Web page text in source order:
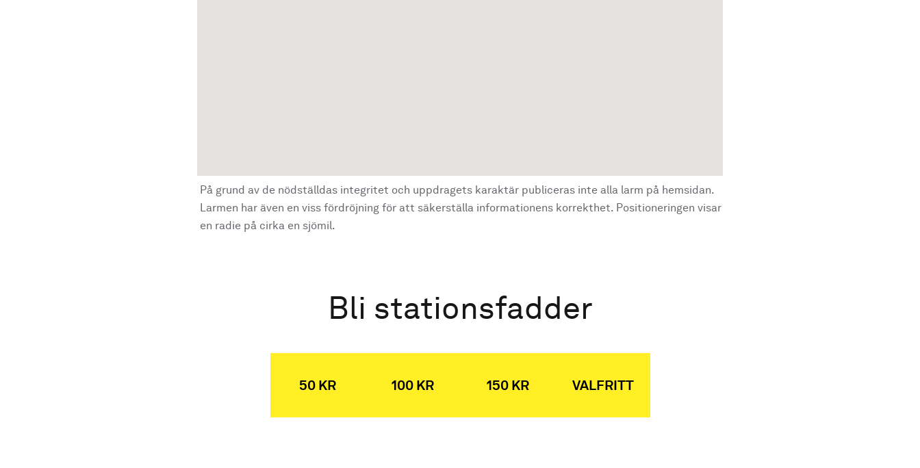
På grund av de nödställdas integritet och uppdragets karaktär publiceras inte alla larm på hemsidan.
Larmen har även en viss fördröjning för att säkerställa informationens korrekthet. Positioneringen visar
en radie på cirka en sjömil.
Bli stationsfadder
50 KR 100 KR 150 KR VALFRITT